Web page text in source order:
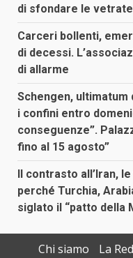
di sfondare le vetrate
Carceri bollenti,
di decessi.
di allarme
Schengen, ultimatum
i confini entro
conseguenze”.
fino al 15 agosto”
Il contrasto all’Iran,
perché Turchia,
siglato il “patto della
Chi siamo La